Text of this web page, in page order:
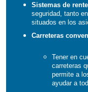
Sistemas de
seguridad, tanto
situados en los
Carreteras
Tener en
carreteras
permite a
ayudar a